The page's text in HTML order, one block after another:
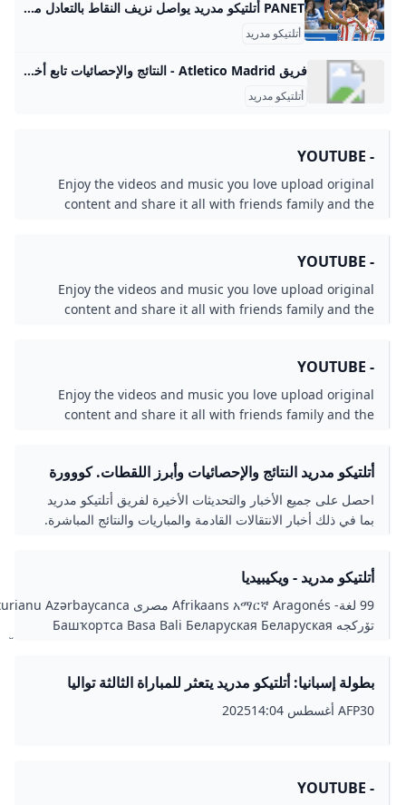
PANET أتلتيكو مدريد يواصل نزيف النقاط بالتعادل مع ألافيس ×° القدس الجليل الاعلى المروج الشمالية الناصرة المثلث الشمالي المثلث الجنوبي النقب صفد رام الله نابلس جنين الخليل اريحا بيت لحم طولكرم قلقيلية غزة حيفا عكا يافا ايلات - محتوى ، بانيت نص الخبر باشتراك تمويلي من معلن خارجي ركلة جزاء في الوقت بدل الضائع تمنح يونايتد فوزا مثيرا على بيرنلي محتوى ، بانيت نص الخبر باشتراك تمويلي من معلن خارجي ليفركوزن يفرط في الفوز أمام بريمن ويواصل تفادي الهزائم خارج ملعبه محتوى ، بانيت نص الخبر باشتراك تمويلي من معلن خارجي تحت أنظار جارناتشو.
أتلتيكو مدريد
فريق Atletico Madrid - النتائج والإحصائيات تابع أخبار فريق Atletico Madrid، نتائج المباريات، التشكيلة، والإحصائيات على Le Matin Sports. النشرة الإخبارية × النشرة الإخبارية × {{ message }} اشترك في نشرتنا الإخبارية - - {{ sub_item.menu_items_name }} {{ item.menu_items_name }} - - - {{ item.menu_items_name }} {{ “#” + item.menu_items_name }} {{ item.menu_items_name }} تابعونا على- الاثنين 01 سبتمبر 2025 اشترك في نشرتنا الإخبارية - {{ “#” + item.menu_items_name.replaceAll(" “, “_”) }} ×× نظرة عامةالتشكيلةالمبارياتالترتيب الملعب الجوائز تشكيلة أتليتكو مدريد المدرب جدول المباريات الترتيب المدرب
أتلتيكو مدريد
Enjoy the videos and music you love upload
content and share it all with friends family and
world on
Enjoy the videos and music you love upload
content and share it all with friends family and
world on
Enjoy the videos and music you love upload
content and share it all with friends family and
world on
مدريد النتائج والإحصائيات وأبرز اللقطات. كووورة
على جميع الأخبار والتحديثات الأخيرة لفريق أتلتيكو مدريد
في ذلك أخبار الانتقالات القادمة والمباريات والنتائج المباشرة.
مدريد - ويكيبيديا
99 لغة- Afrikaans አማርኛ Aragonés مصرى Asturianu Azərbaycanca
تۆرکجه Башҡортса Basa Bali Беларуская Беларуская
Español Eesti Euskara Estremeñu فارسی Suomi Føroyskt Français
Gaeilge Galego Hawaiʻi עברית हिन्दी Hrvatski Magyar Հայերեն
Interlingua Bahasa Indonesia Íslenska Italiano 日本語
ქართული Qaraqalpaqsha Қазақша Yerwa Kanuri 한국어
Кыргызча Лезги ລາວ Lietuvių Latviešu
إسبانيا: أتلتيكو مدريد يتعثر للمباراة الثالثة تواليا